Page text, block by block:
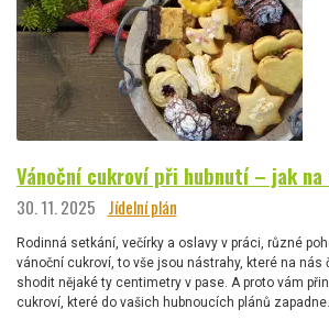
Vánoční cukroví při hubnutí – jak
30. 11. 2025 Jídelní plán
Rodinná setkání, večírky a oslavy v práci, různé
vánoční cukroví, to vše jsou nástrahy, které na nás
shodit nějaké ty centimetry v pase. A proto vám
cukroví, které do vašich hubnoucích plánů zapadne.